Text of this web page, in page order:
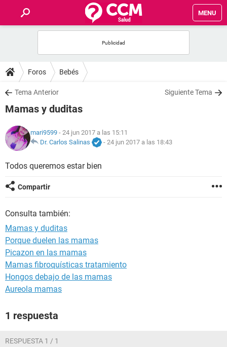
MENU
FOROS
SALUD
NUTRICIÓN
BIENESTAR
SEXUALIDAD
Foros Bebés
Tema Anterior Siguiente Tema
Mamas y duditas
mari9599 - 24 jun 2017 a las 15:11
Dr. Carlos Salinas
- 24 jun 2017 a las 18:43
Todos queremos estar bien
Compartir
Consulta también:
Mamas y duditas
Porque duelen las mamas
Picazon en las mamas
Mamas fibroquísticas tratamiento
Hongos debajo de las mamas
Aureola mamas
1 respuesta
RESPUESTA 1 / 1